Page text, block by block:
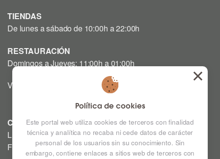
TIENDAS
De lunes a sábado de 10:00h a 22:00h
RESTAURACIÓN
Domingos a Jueves: 11:00h a 01:00h
Viernes y Sábado: 12:00h a 03:00h
CINE
Lunes a Domingo: Consultar horarios en la Cartelera
Festivos a consultar *
Política de cookies
Este portal web utiliza cookies de terceros con finalidad
técnica y analítica no recaba ni cede datos de carácter
personal de los usuarios sin su conocimiento. Sin
embargo, contiene enlaces a sitios web de terceros con